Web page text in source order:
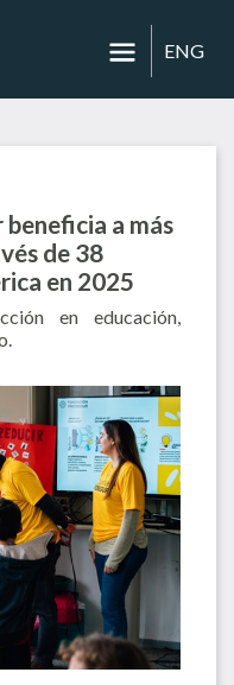
ENG
a más
de 38
en 2025
en educación,